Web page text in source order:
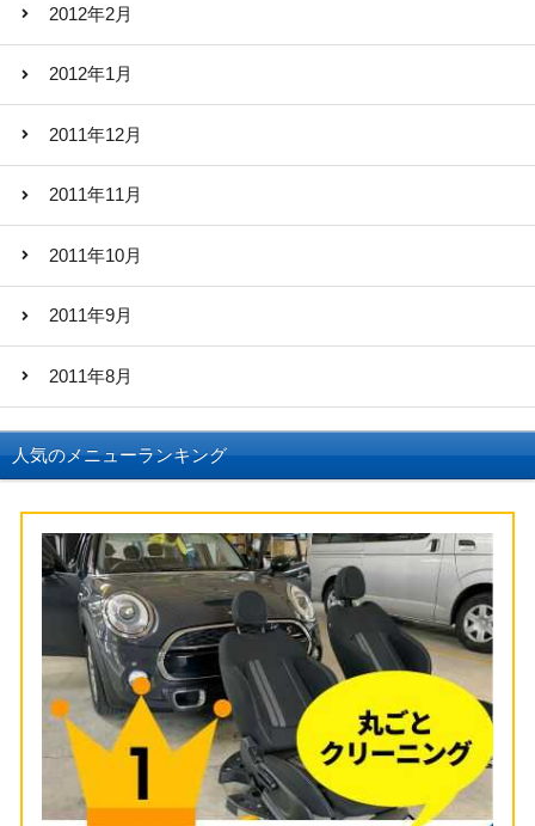
2012年2月
2012年1月
2011年12月
2011年11月
2011年10月
2011年9月
2011年8月
人気のメニューランキング